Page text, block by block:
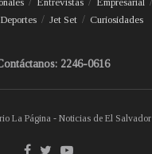
Deportes Jet Set Curiosidades
2246-0616
La Página - Noticias de El Salvador